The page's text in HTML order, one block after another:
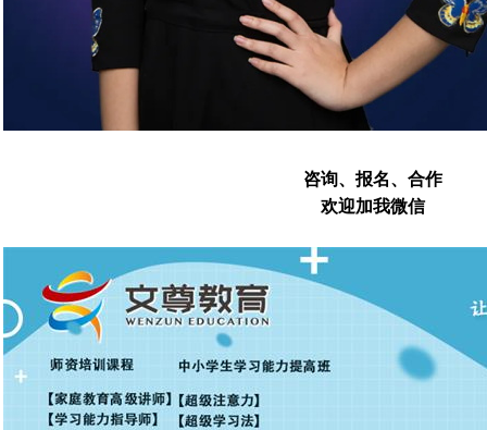
咨询、 报名、合作
欢迎加我微信